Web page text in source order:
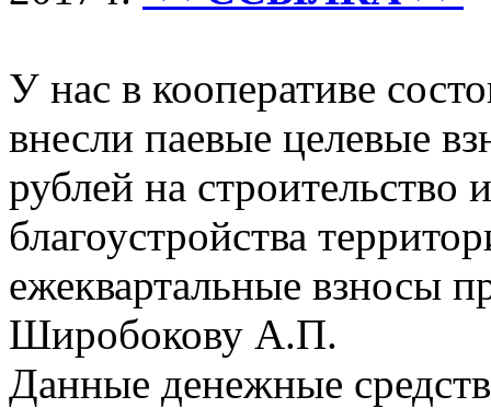
У нас в кооперативе
внесли паевые целевые
рублей на
благоустройства
ежеквартальные взносы
Широбокову А.П.
Данные денежные